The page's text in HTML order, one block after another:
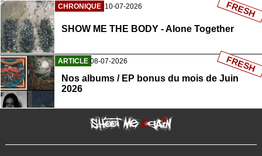
CHRONIQUE 10-07-2026
SHOW ME THE BODY - Alone Together
FRESH
ARTICLE 08-07-2026
Nos albums / EP bonus du mois de Juin
2026
FRESH